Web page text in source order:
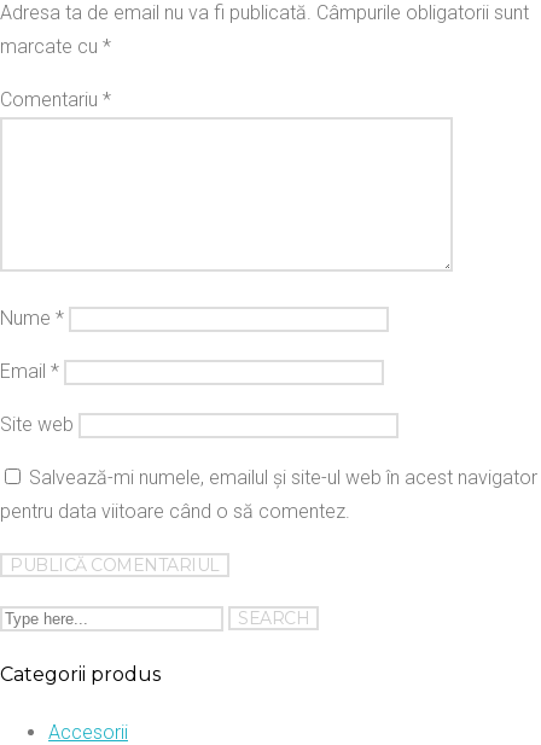
Adresa ta de email nu va fi publicată. Câmpurile obligatorii sunt
marcate cu *
Comentariu *
Nume *
Email *
Site web
Salvează-mi numele, emailul și site-ul web în acest navigator
pentru data viitoare când o să comentez.
Categorii produs
Accesorii